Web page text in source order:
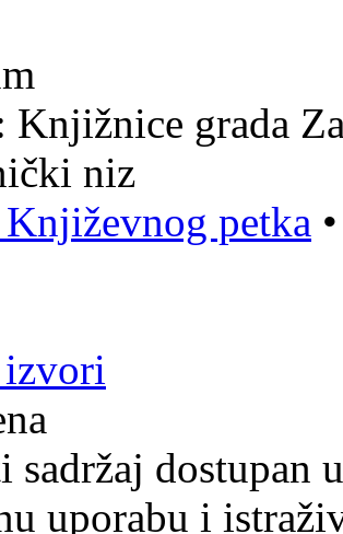
Knjižnice grada
niz
petka
sadržaj dostupan
uporabu i